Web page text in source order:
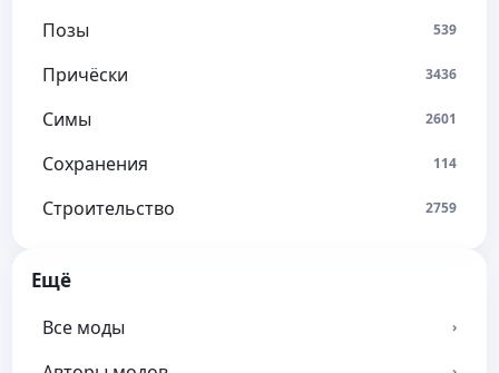
Позы 539
Причёски 3436
Симы 2601
Сохранения 114
Строительство 2759
Ещё
Все моды ›